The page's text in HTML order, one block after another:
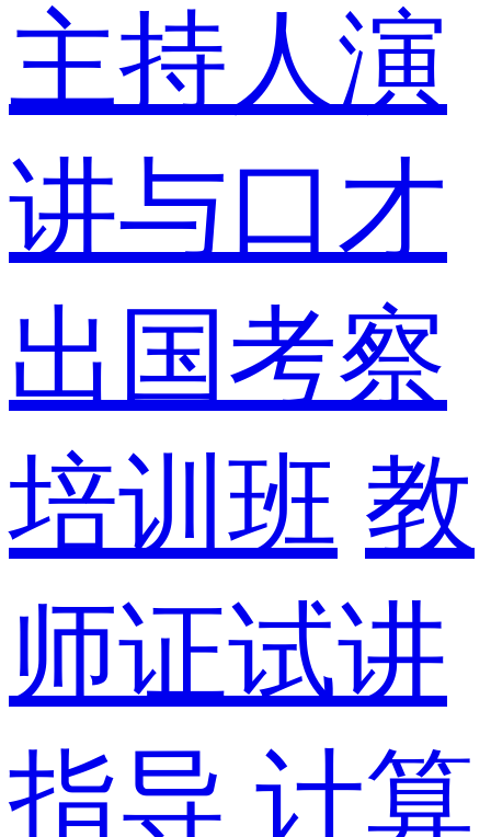
主持人演
讲与口才
出国考察
培训班 教
师证试讲
指导 计算